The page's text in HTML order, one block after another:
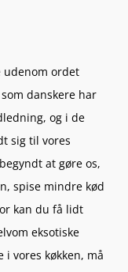
udenom ordet
danskere har
og i de
sig til vores
at gøre os,
spise mindre kød
kan du få lidt
eksotiske
vores køkken, må